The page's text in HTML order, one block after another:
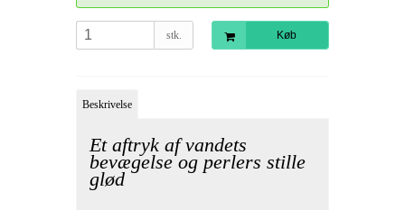
stk. Køb
Beskrivelse
Et aftryk af vandets
bevægelse og perlers stille
glød